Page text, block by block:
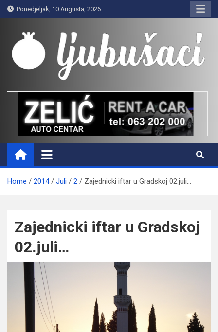
Skip
to
content
Ponedjeljak, 10 Augusta, 2026
Ljubušaci
Svom voljenom gradu
Home 2014 Juli 2 Zajednicki iftar u Gradskoj 02.juli…
Zajednicki iftar u Gradskoj
02.juli…